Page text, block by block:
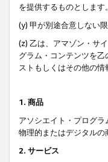
を提供するものとしま
(y) 甲が別途合意しない
(z) 乙は、アマゾン・サ
グラム・コンテンツを
ストもしくはその他の
1. 商品
アソシエイト・プログ
物理的またはデジタルの
2. サービス